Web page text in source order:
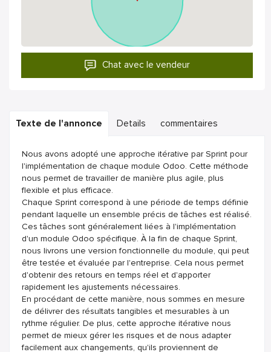
Chat avec le vendeur
Texte de l'annonce Details commentaires
Nous avons adopté une approche itérative par Sprint pour
l'implémentation de chaque module Odoo. Cette méthode
nous permet de travailler de manière plus agile, plus
flexible et plus efficace.
Chaque Sprint correspond à une période de temps définie
pendant laquelle un ensemble précis de tâches est réalisé.
Ces tâches sont généralement liées à l'implémentation
d'un module Odoo spécifique. À la fin de chaque Sprint,
nous livrons une version fonctionnelle du module, qui peut
être testée et évaluée par l'entreprise. Cela nous permet
d'obtenir des retours en temps réel et d'apporter
rapidement les ajustements nécessaires.
En procédant de cette manière, nous sommes en mesure
de délivrer des résultats tangibles et mesurables à un
rythme régulier. De plus, cette approche itérative nous
permet de mieux gérer les risques et de nous adapter
facilement aux changements, qu'ils proviennent de